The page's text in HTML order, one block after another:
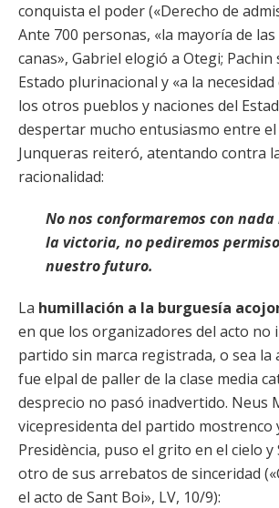
conquista el poder («Derecho de
Ante 700 personas, «la mayoría de
canas», Gabriel elogió a Otegi;
Estado plurinacional y «a la
los otros pueblos y naciones del
despertar mucho entusiasmo entre el
Junqueras reiteró, atentando contra
racionalidad:
No nos conformaremos con nada
la victoria, no pediremos
nuestro futuro.
La humillación a la burguesía
en que los organizadores del acto no
partido sin marca registrada, o sea la
fue elpal de paller de la clase media
desprecio no pasó inadvertido. Neus
vicepresidenta del partido mostrenco
Presidència, puso el grito en el cielo y
otro de sus arrebatos de sinceridad
el acto de Sant Boi», LV, 10/9):